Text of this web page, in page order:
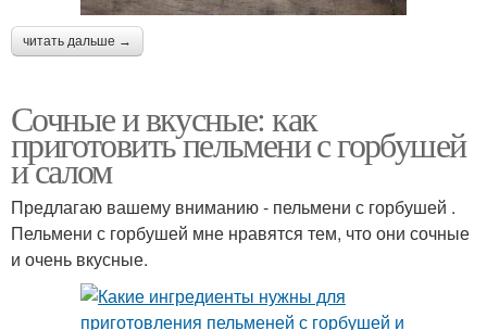
читать дальше →
Сочные и вкусные: как
приготовить пельмени с горбушей
и салом
Предлагаю вашему вниманию - пельмени с горбушей .
Пельмени с горбушей мне нравятся тем, что они сочные
и очень вкусные.